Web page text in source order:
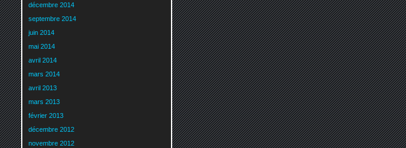
décembre 2014
septembre 2014
juin 2014
mai 2014
avril 2014
mars 2014
avril 2013
mars 2013
février 2013
décembre 2012
novembre 2012